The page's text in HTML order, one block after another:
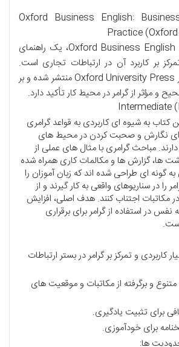
Oxford Business English:
Practice
این کتاب از مجموعه Oxford Business English، یک راهنمای
بر کاربرد آن در ارتباطات تجاری است.
توسط انتشارات معتبر Oxford University Press منتشر شده و بر
و مؤثر از گرامر در محیط کار تأکید دارد.
کتاب به شیوه ای کاربردی به قواعد گرامری
نگارش و صحبت کردن در محیط های
مباحث گرامری با مثال های عملی از
ها، گزارش ها و مکالمات کاری همراه شده
به گونه ای طراحی شده اند که زبان آموزان را
را در سناریوهای واقعی به کار گیرند و از
مکاتبات اجتناب کنند. هدف اصلی، افزایش
در استفاده از گرامر برای برقراری
کاربردی و تمرکز بر گرامر در بستر ارتباطات
و برگرفته از مکاتبات و موقعیت های
برای تثبیت یادگیری.
برای خودآموزی.
ها: